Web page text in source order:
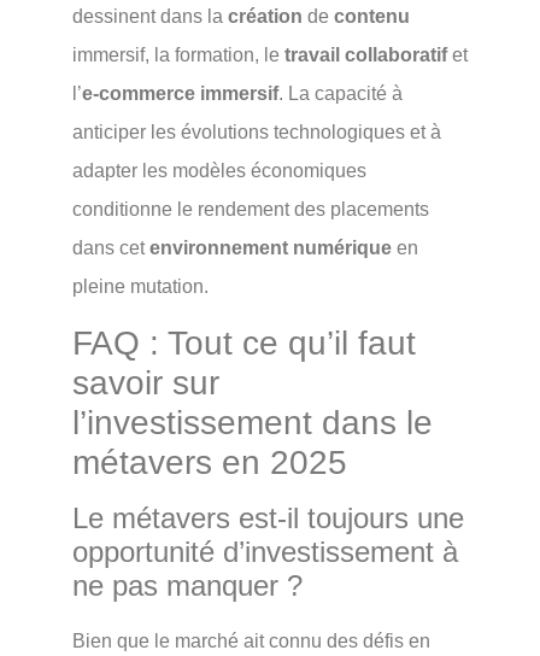
dessinent dans la création de contenu
immersif, la formation, le travail collaboratifet
l’e-commerce immersif. La capacité à
anticiper les évolutions technologiques et à
adapter les modèles économiques
conditionne le rendement des placements
dans cetenvironnement numérique en
pleine mutation.
FAQ : Tout ce qu’il faut
savoir sur
l’investissement dans le
métavers en 2025
Le métavers est-il toujours une
opportunité d’investissement à
ne pas manquer ?
Bien que le marché ait connu des défis en